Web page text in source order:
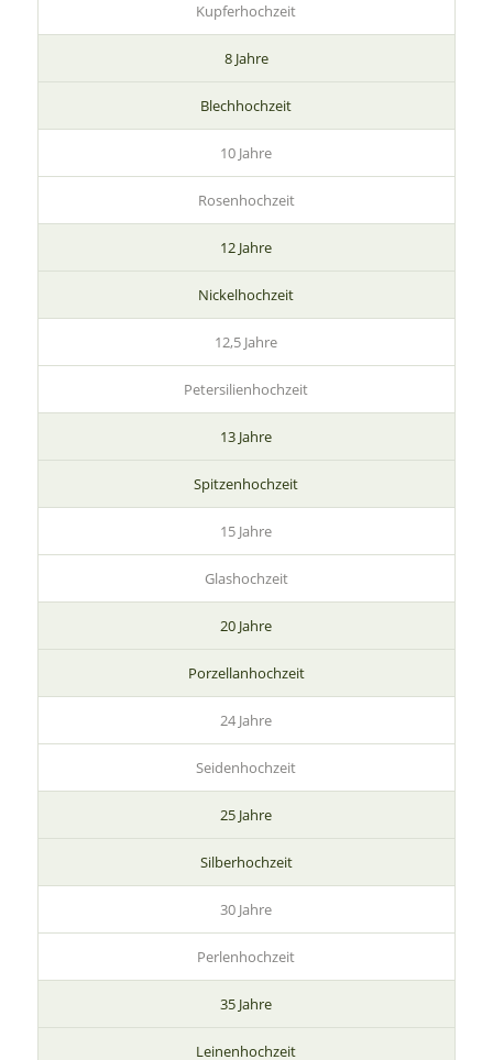
Kupferhochzeit
8 Jahre
Blechhochzeit
10 Jahre
Rosenhochzeit
12 Jahre
Nickelhochzeit
12,5 Jahre
Petersilienhochzeit
13 Jahre
Spitzenhochzeit
15 Jahre
Glashochzeit
20 Jahre
Porzellanhochzeit
24 Jahre
Seidenhochzeit
25 Jahre
Silberhochzeit
30 Jahre
Perlenhochzeit
35 Jahre
Leinenhochzeit